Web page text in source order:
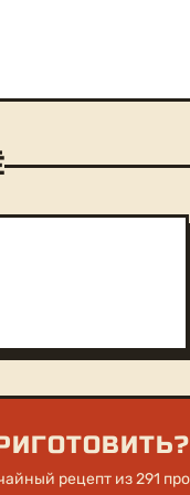
рецепт из 291